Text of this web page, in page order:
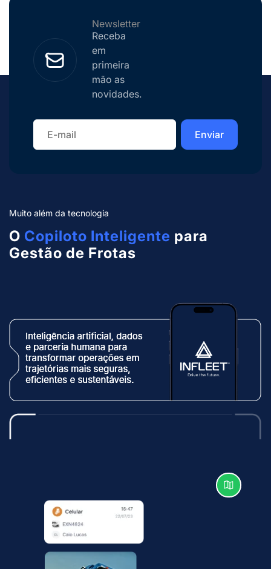
conversar sobre como a Geominas vem […]
Newsletter
Receba
em
primeira
mão as
novidades.
Muito além da tecnologia
O Copiloto Inteligente para
Gestão de Frotas